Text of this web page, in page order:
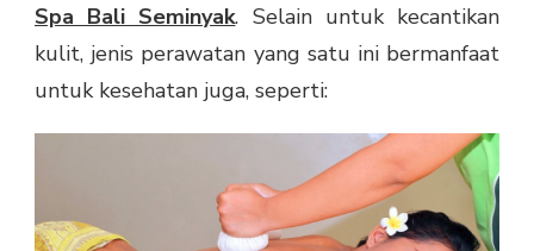
Spa Bali Seminyak. Selain untuk kecantikan
kulit, jenis perawatan yang satu ini bermanfaat
untuk kesehatan juga, seperti: